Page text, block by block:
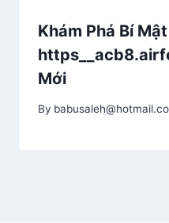
Khám Phá Bí
Mới
By